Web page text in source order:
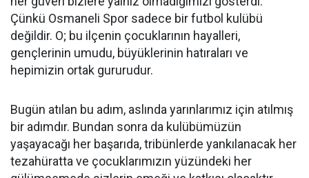
Çünkü Osmaneli Spor sadece bir futbol kulübü
değildir. O; bu ilçenin çocuklarının hayalleri,
gençlerinin umudu, büyüklerinin hatıraları ve
hepimizin ortak gururudur.
Bugün atılan bu adım, aslında yarınlarımız için atılmış
bir adımdır. Bundan sonra da kulübümüzün
yaşayacağı her başarıda, tribünlerde yankılanacak her
tezahüratta ve çocuklarımızın yüzündeki her